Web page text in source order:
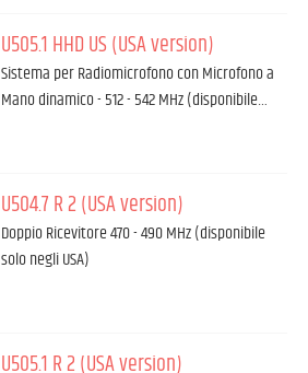
U505.1 HHD US (USA version)
Sistema per Radiomicrofono con Microfono a
Mano dinamico - 512 - 542 MHz (disponibile…
U504.7 R 2 (USA version)
Doppio Ricevitore 470 - 490 MHz (disponibile
solo negli USA)
U505.1 R 2 (USA version)